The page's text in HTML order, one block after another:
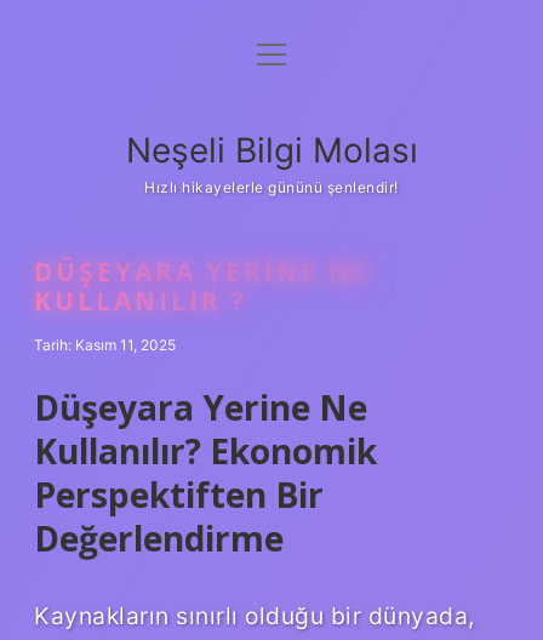
Anasayfa
Yasal Uyarı
menüyü
Neşeli Bilgi Molası
Hızlı hikayelerle gününü şenlendir!
DÜŞEYARA YERINE NE
KULLANILIR ?
Tarih: Kasım 11, 2025
Düşeyara Yerine Ne
Kullanılır? Ekonomik
Perspektiften Bir
Değerlendirme
Kaynakların sınırlı olduğu bir dünyada,